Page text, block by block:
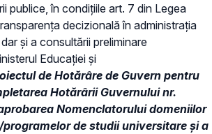
publice, în condiţiile art. 7 din Legea
decizională în administraţia
și a consultării preliminare
Educaţiei și
de Hotărâre de Guvern pentru
Hotărârii Guvernului nr.
Nomenclatorului domeniilor
de studii universitare şi a